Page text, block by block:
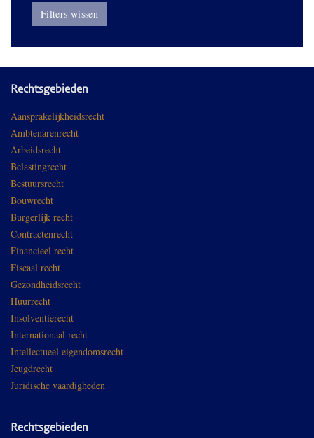
Filters wissen
Rechtsgebieden
Aansprakelijkheidsrecht
Ambtenarenrecht
Arbeidsrecht
Belastingrecht
Bestuursrecht
Bouwrecht
Burgerlijk recht
Contractenrecht
Financieel recht
Fiscaal recht
Gezondheidsrecht
Huurrecht
Insolventierecht
Internationaal recht
Intellectueel eigendomsrecht
Jeugdrecht
Juridische vaardigheden
Rechtsgebieden